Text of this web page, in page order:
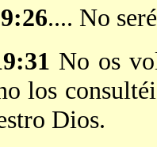
.... No
No os
los
Dios.